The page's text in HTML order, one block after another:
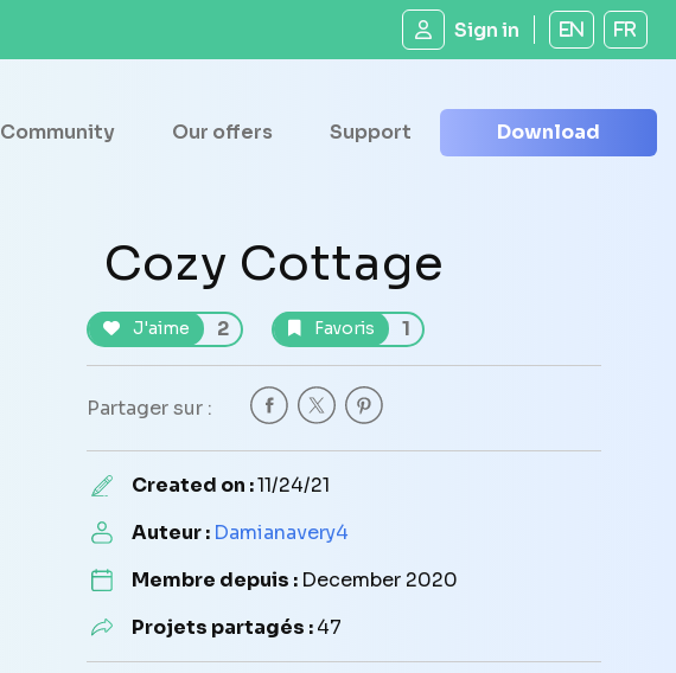
Sign in EN FR
Community Our offers Support Download
Cozy Cottage
J'aime 2 Favoris 1
Partager sur :
Created on :11/24/21
Auteur : Damianavery4
Membre depuis : December 2020
Projets partagés :47